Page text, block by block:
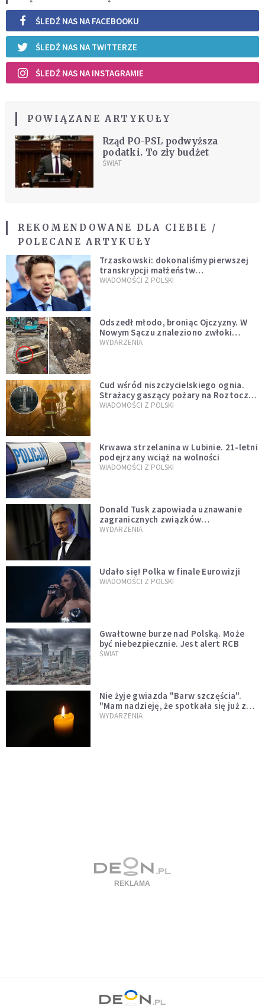
ŚLEDŹ NAS NA FACEBOOKU
ŚLEDŹ NAS NA TWITTERZE
ŚLEDŹ NAS NA INSTAGRAMIE
POWIĄZANE ARTYKUŁY
Rząd PO-PSL podwyższa
podatki. To zły budżet
ŚWIAT
REKOMENDOWANE DLA CIEBIE /
POLECANE ARTYKUŁY
Trzaskowski: dokonaliśmy pierwszej
transkrypcji małżeństw
jednopłciowych. “Tak jak
WIADOMOŚCI Z POLSKI
Odszedł młodo, broniąc Ojczyzny. W
Nowym Sączu znaleziono zwłoki
mężczyzny z czasów potopu
WYDARZENIA
Cud wśród niszczycielskiego ognia.
Strażacy gaszący pożary na Roztoczu
opublikowali niezwykłe zdjęcie
WIADOMOŚCI Z POLSKI
Krwawa strzelanina w Lubinie. 21-letni
podejrzany wciąż na wolności
WIADOMOŚCI Z POLSKI
Donald Tusk zapowiada uznawanie
zagranicznych związków
jednopłciowych. "Państwo oblało ten
WYDARZENIA
Udało się! Polka w finale Eurowizji
WIADOMOŚCI Z POLSKI
Gwałtowne burze nad Polską. Może
być niebezpiecznie. Jest alert RCB
ŚWIAT
Nie żyje gwiazda "Barw szczęścia".
"Mam nadzieję, że spotkała się już z
Bogiem, którego tak bardzo kochała"
WYDARZENIA